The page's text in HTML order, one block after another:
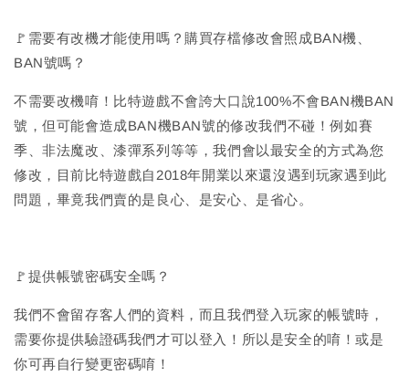
🚩需要有改機才能使用嗎？購買存檔修改會照成BAN機、
BAN號嗎？
不需要改機唷！比特遊戲不會誇大口說100%不會BAN機BAN
號，但可能會造成BAN機BAN號的修改我們不碰！例如賽
季、非法魔改、漆彈系列等等，我們會以最安全的方式為您
修改，目前比特遊戲自2018年開業以來還沒遇到玩家遇到此
問題，畢竟我們賣的是良心、是安心、是省心。
🚩提供帳號密碼安全嗎？
我們不會留存客人們的資料，而且我們登入玩家的帳號時，
需要你提供驗證碼我們才可以登入！所以是安全的唷！或是
你可再自行變更密碼唷！